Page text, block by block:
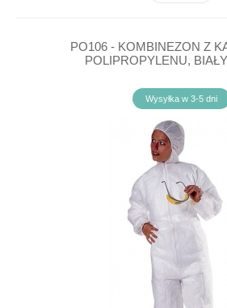
PO106 - KOMBINEZON Z
POLIPROPYLENU,
Wysyłka w 3-5 dni